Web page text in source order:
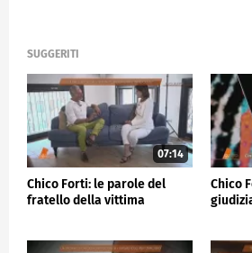
SUGGERITI
07:14
Chico Forti: le parole del
fratello della vittima
Chico